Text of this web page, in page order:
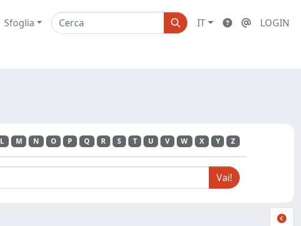
Sfoglia IT LOGIN
L M N O P Q R S T U V W X Y Z